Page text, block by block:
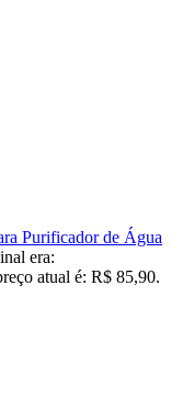
Purificador de Água
era:
atual é: R$ 85,90.